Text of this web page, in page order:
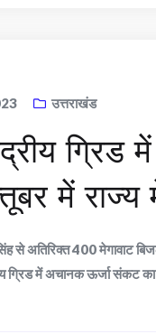
उत्तराखंड
ग्रिड
में राज्य
से अतिरिक्त 400 मेगावाट
ग्रिड में अचानक ऊर्जा संकट